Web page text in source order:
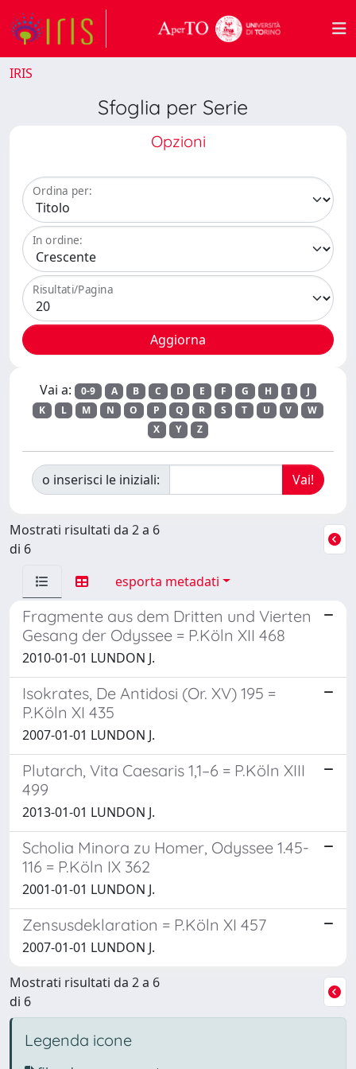
IRIS
Sfoglia per Serie
Opzioni
Ordina per:
In ordine:
Risultati/Pagina
Vai a: 0-9 A B C D E F G H I
J
K
L M N O P Q R S T U V
W
X
Y Z
o inserisci le iniziali:
Mostrati risultati da 2 a 6
di 6
esporta metadati
Fragmente aus dem Dritten und Vierten
Gesang der Odyssee = P.Köln XII 468
2010-01-01 LUNDON J.
Isokrates, De Antidosi (Or. XV) 195 =
P.Köln XI 435
2007-01-01 LUNDON J.
Plutarch, Vita Caesaris 1,1–6 = P.Köln XIII
499
2013-01-01 LUNDON J.
Scholia Minora zu Homer, Odyssee 1.45-
116 = P.Köln IX 362
2001-01-01 LUNDON J.
Zensusdeklaration = P.Köln XI 457
2007-01-01 LUNDON J.
Mostrati risultati da 2 a 6
di 6
Legenda icone